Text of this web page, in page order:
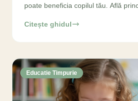
poate beneficia copilul tău. Află
Citește ghidul
Educatie Timpurie